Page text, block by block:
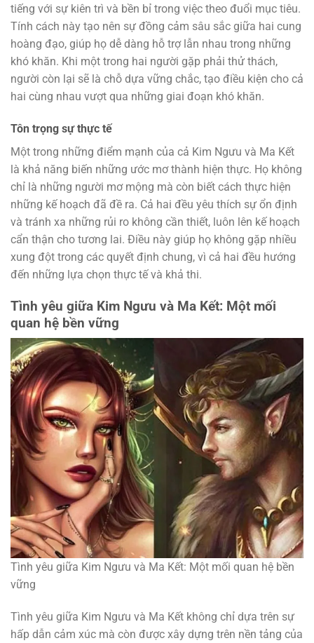
tiếng với sự kiên trì và bền bỉ trong việc theo đuổi mục tiêu.
Tính cách này tạo nên sự đồng cảm sâu sắc giữa hai cung
hoàng đạo, giúp họ dễ dàng hỗ trợ lẫn nhau trong những
khó khăn. Khi một trong hai người gặp phải thử thách,
người còn lại sẽ là chỗ dựa vững chắc, tạo điều kiện cho cả
hai cùng nhau vượt qua những giai đoạn khó khăn.
Tôn trọng sự thực tế
Một trong những điểm mạnh của cả Kim Ngưu và Ma Kết
là khả năng biến những ước mơ thành hiện thực. Họ không
chỉ là những người mơ mộng mà còn biết cách thực hiện
những kế hoạch đã đề ra. Cả hai đều yêu thích sự ổn định
và tránh xa những rủi ro không cần thiết, luôn lên kế hoạch
cẩn thận cho tương lai. Điều này giúp họ không gặp nhiều
xung đột trong các quyết định chung, vì cả hai đều hướng
đến những lựa chọn thực tế và khả thi.
Tình yêu giữa Kim Ngưu và Ma Kết: Một mối
quan hệ bền vững
Tình yêu giữa Kim Ngưu và Ma Kết: Một mối quan hệ bền
vững
Tình yêu giữa Kim Ngưu và Ma Kết không chỉ dựa trên sự
hấp dẫn cảm xúc mà còn được xây dựng trên nền tảng của